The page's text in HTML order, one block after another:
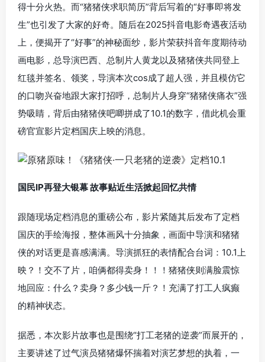
得十分火热。而“猪猪侠求职简历”背后写着的“好事即将发
生”也引发了大家的好奇。随后在2025抖音电影奇遇夜活动
上，便揭开了“好事”的神秘面纱，影片荣获抖音年度期待动
画电影，总导演巴西、总制片人黄龙以及猪猪侠共同登上
红毯并签名、领奖，导演本次cos成了超人强，并且模仿它
的口吻兴奋地跟大家打招呼，总制片人身穿“猪猪侠痛衣”强
势吸睛，背后由猪猪侠吧唧拼成了10.1的数字，借此机会重
磅官宣影片定档国庆上映的消息。
国民IP再登大银幕 故事贴近生活掀起回忆共情
跟随现场定档消息的重磅公布，影片紧随其后发布了定档
国庆的手绘海报，整体画风十分抽象，画面中导演和猪猪
侠的对话更是喜感满满。导演抓狂的表情配合台词：10.1上
映？！交不了片，咱俩都得卖身！！！猪猪侠则满脸震惊
地回应：什么？卖身？多少钱一斤？！充满了打工人疯癫
的精神状态。
据悉，本次影片故事也是围绕“打工老猪的逆袭”而展开的，
主要讲述了过气演员猪猪爆怀揣着对演艺梦想的执着，一